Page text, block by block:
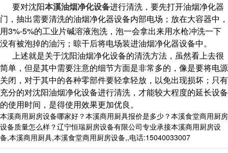
要对沈阳本溪油烟净化设备进行清洗，要先打开油烟净化器
门，抽出需要清洗的油烟净化器设备内部电场；放在大容器中，
用3%-5%的工业片碱溶液泡洗，泡一会拿出来用水枪冲洗一下
没有被泡掉的油污；晾干后将电场装进油烟净化器设备中。
上述就是关于沈阳油烟净化设备的清洗方法，虽然看上去很
简单，但是其中需要注意的细节方面是非常多的，像是要将电源
关闭，对于其中的各种零部件要轻拿轻放，以免出现损坏；只有
充分的对沈阳油烟净化设备进行清洗，才能较大程度的延长设备
的使用时间，是得使用效果更加优良。
本溪商用厨房设备哪家好？本溪商用厨具报价是多少？本溪食堂商用厨房
设备质量怎么样？辽宁恒瑞厨房设备有限公司专业承接本溪商用厨房设
备,本溪商用厨具,本溪食堂商用厨房设备,,电话:15040033007